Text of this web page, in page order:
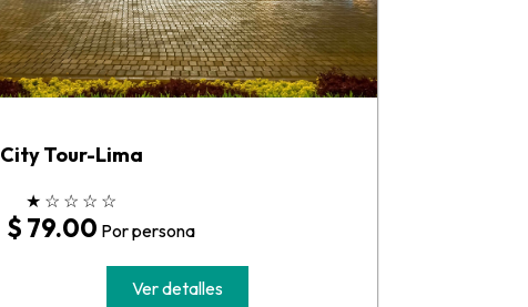
City Tour-Lima
★ ☆ ☆ ☆ ☆
$ 79.00 Por persona
Ver detalles